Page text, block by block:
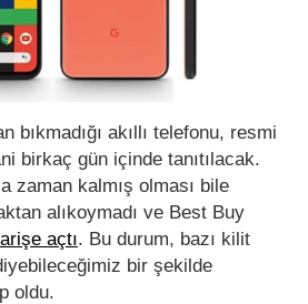
bıkmadığı akıllı telefonu, resmi
birkaç gün içinde tanıtılacak.
zaman kalmış olması bile
alıkoymadı ve Best Buy
açtı. Bu durum, bazı kilit
bir şekilde
oldu.